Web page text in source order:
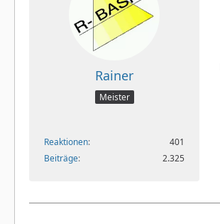
Rainer
Meister
Reaktionen
401
Beiträge
2.325